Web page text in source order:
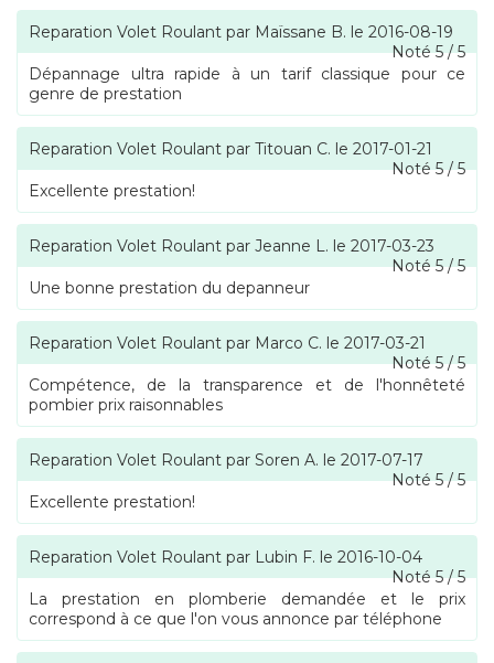
Reparation Volet Roulant par Maïssane B. le 2016-08-19
Noté5/5
Dépannage ultra rapide à un tarif classique pour ce
genre de prestation
Reparation Volet Roulant par Titouan C. le 2017-01-21
Noté5/5
Excellente prestation!
Reparation Volet Roulant par Jeanne L. le 2017-03-23
Noté5/5
Une bonne prestation du depanneur
Reparation Volet Roulant par Marco C. le 2017-03-21
Noté5/5
Compétence, de la transparence et de l'honnêteté
pombier prix raisonnables
Reparation Volet Roulant par Soren A. le 2017-07-17
Noté5/5
Excellente prestation!
Reparation Volet Roulant par Lubin F. le 2016-10-04
Noté5/5
La prestation en plomberie demandée et le prix
correspond à ce que l'on vous annonce par téléphone